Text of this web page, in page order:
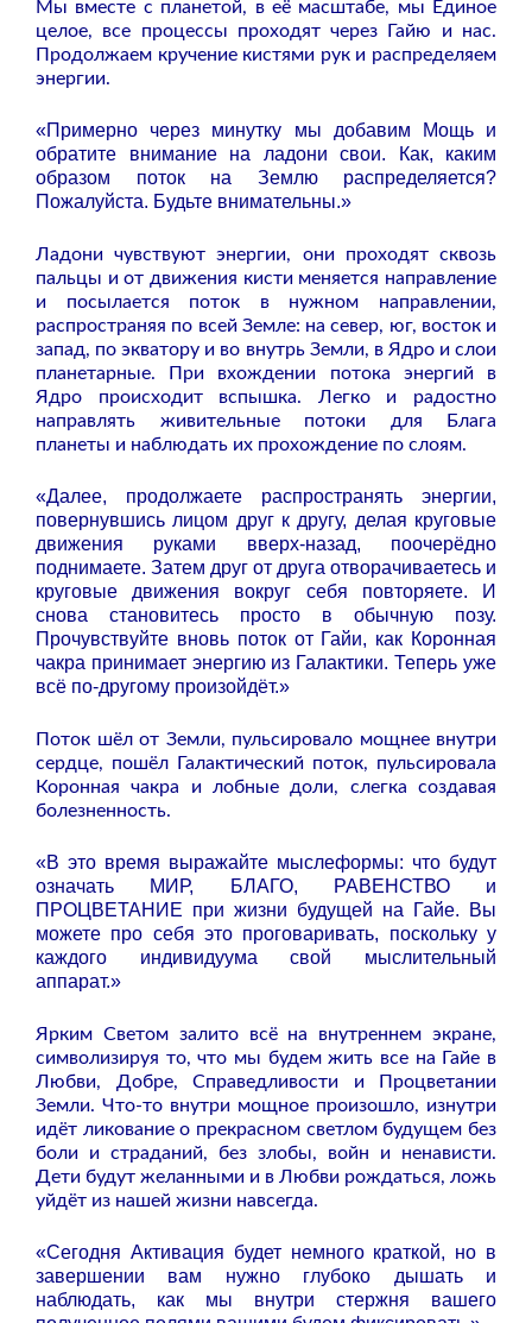
Мы вместе с планетой, в её масштабе, мы Единое
целое, все процессы проходят через Гайю и нас.
Продолжаем кручение кистями рук и распределяем
энергии.
«Примерно через минутку мы добавим Мощь и
обратите внимание на ладони свои. Как, каким
образом поток на Землю распределяется?
Пожалуйста. Будьте внимательны.»
Ладони чувствуют энергии, они проходят сквозь
пальцы и от движения кисти меняется направление
и посылается поток в нужном направлении,
распространяя по всей Земле: на север, юг, восток и
запад, по экватору и во внутрь Земли, в Ядро и слои
планетарные. При вхождении потока энергий в
Ядро происходит вспышка. Легко и радостно
направлять живительные потоки для Блага
планеты и наблюдать их прохождение по слоям.
«Далее, продолжаете распространять энергии,
повернувшись лицом друг к другу, делая круговые
движения руками вверх-назад, поочерёдно
поднимаете. Затем друг от друга отворачиваетесь и
круговые движения вокруг себя повторяете. И
снова становитесь просто в обычную позу.
Прочувствуйте вновь поток от Гайи, как Коронная
чакра принимает энергию из Галактики. Теперь уже
всё по-другому произойдёт.»
Поток шёл от Земли, пульсировало мощнее внутри
сердце, пошёл Галактический поток, пульсировала
Коронная чакра и лобные доли, слегка создавая
болезненность.
«В это время выражайте мыслеформы: что будут
означать МИР, БЛАГО, РАВЕНСТВО и
ПРОЦВЕТАНИЕ при жизни будущей на Гайе. Вы
можете про себя это проговаривать, поскольку у
каждого индивидуума свой мыслительный
аппарат.»
Ярким Светом залито всё на внутреннем экране,
символизируя то, что мы будем жить все на Гайе в
Любви, Добре, Справедливости и Процветании
Земли. Что-то внутри мощное произошло, изнутри
идёт ликование о прекрасном светлом будущем без
боли и страданий, без злобы, войн и ненависти.
Дети будут желанными и в Любви рождаться, ложь
уйдёт из нашей жизни навсегда.
«Сегодня Активация будет немного краткой, но в
завершении вам нужно глубоко дышать и
наблюдать, как мы внутри стержня вашего